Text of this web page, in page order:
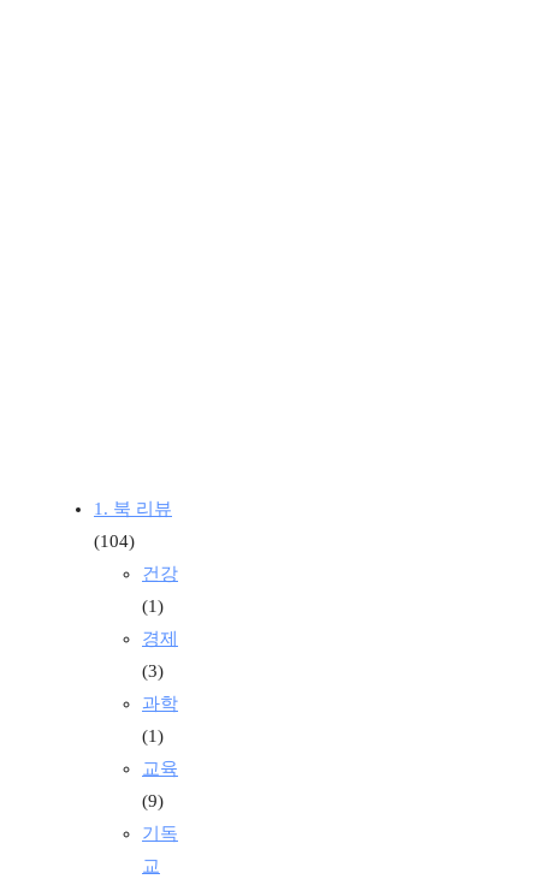
1. 북 리뷰
(104)
건강
(1)
경제
(3)
과학
(1)
교육
(9)
기독
교